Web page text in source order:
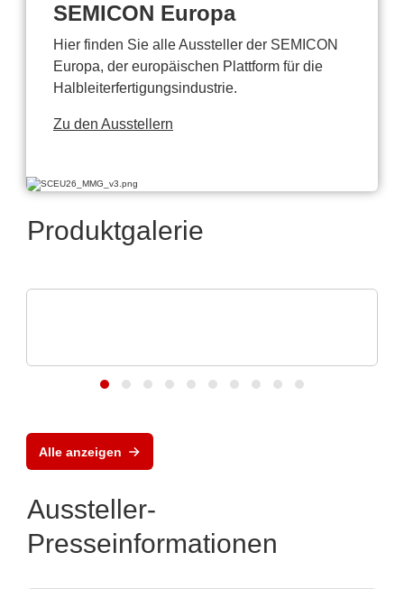
SEMICON Europa
Hier finden Sie alle Aussteller der SEMICON
Europa, der europäischen Plattform für die
Halbleiterfertigungsindustrie.
Zu den Ausstellern
Produktgalerie
Alle anzeigen
Aussteller-
Presseinformationen